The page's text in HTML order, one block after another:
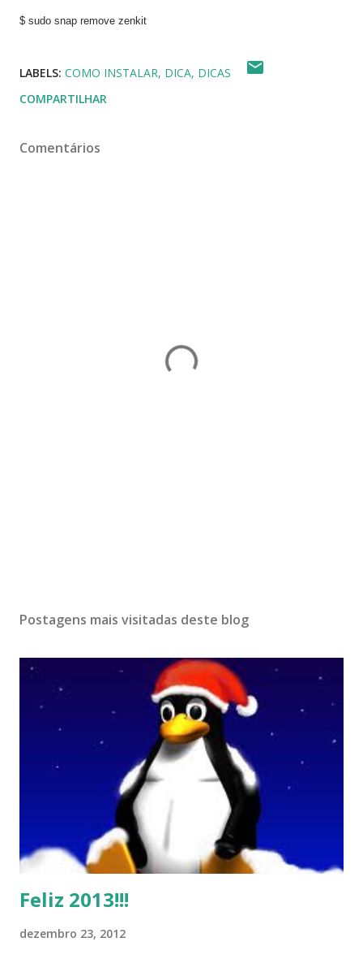
$ sudo snap remove zenkit
LABELS: COMO INSTALAR DICA DICAS
COMPARTILHAR
Comentários
Postagens mais visitadas deste blog
Feliz 2013!!!
dezembro 23, 2012